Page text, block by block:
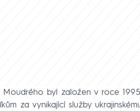
Moudrého byl založen v roce
za vynikající služby